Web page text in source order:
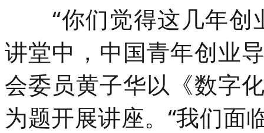
“你们觉得这几年
讲堂中，中国青年创业
会委员黄子华以《数字
为题开展讲座。“我们面